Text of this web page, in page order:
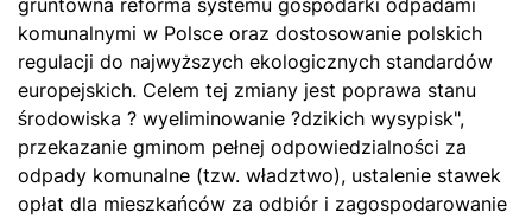
gruntowna reforma systemu gospodarki odpadami
komunalnymi w Polsce oraz dostosowanie polskich
regulacji do najwyższych ekologicznych standardów
europejskich. Celem tej zmiany jest poprawa stanu
środowiska ? wyeliminowanie ?dzikich wysypisk",
przekazanie gminom pełnej odpowiedzialności za
odpady komunalne (tzw. władztwo), ustalenie stawek
opłat dla mieszkańców za odbiór i zagospodarowanie